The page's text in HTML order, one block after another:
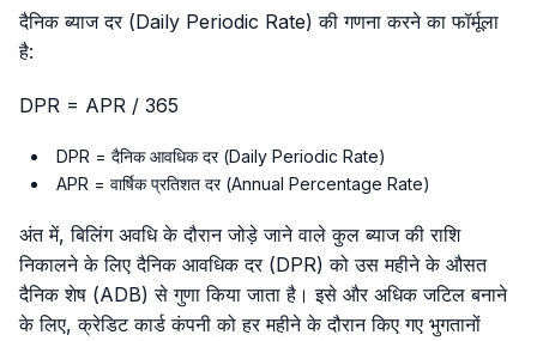
दैनिक ब्याज दर (Daily Periodic Rate) की गणना करने का फॉर्मूला
है:
DPR = APR / 365
DPR = दैनिक आवधिक दर (Daily Periodic Rate)
APR = वार्षिक प्रतिशत दर (Annual Percentage Rate)
अंत में, बिलिंग अवधि के दौरान जोड़े जाने वाले कुल ब्याज की राशि
निकालने के लिए दैनिक आवधिक दर (DPR) को उस महीने के औसत
दैनिक शेष (ADB) से गुणा किया जाता है। इसे और अधिक जटिल बनाने
के लिए, क्रेडिट कार्ड कंपनी को हर महीने के दौरान किए गए भुगतानों